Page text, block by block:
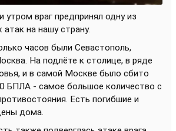
враг предпринял одну из
на нашу страну.
часов были Севастополь,
На подлёте к столице, в ряде
и в самой Москве было сбито
БПЛА - самое большое количество с
Есть погибшие и
дома.